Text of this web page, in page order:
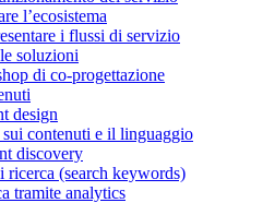
l’ecosistema
i flussi di servizio
soluzioni
di co-progettazione
design
contenuti e il linguaggio
discovery
ricerca (search keywords)
tramite analytics